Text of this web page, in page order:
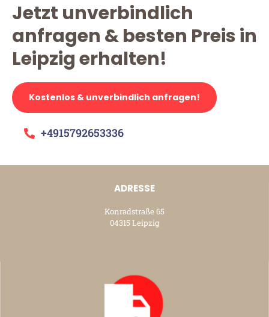
Jetzt unverbindlich
anfragen & besten Preis in
Leipzig erhalten!
Kostenlos & unverbindlich anfragen!
+4915792653336
ADRESSE
Konradstraße 65
04315 Leipzig